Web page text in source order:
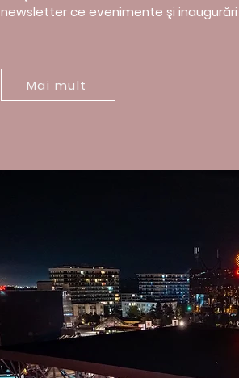
newsletter ce evenimente şi
Mai mult